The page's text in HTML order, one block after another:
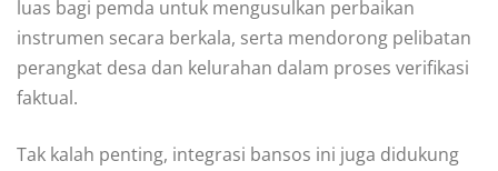
luas bagi pemda untuk mengusulkan perbaikan
instrumen secara berkala, serta mendorong pelibatan
perangkat desa dan kelurahan dalam proses verifikasi
faktual.
Tak kalah penting, integrasi bansos ini juga didukung